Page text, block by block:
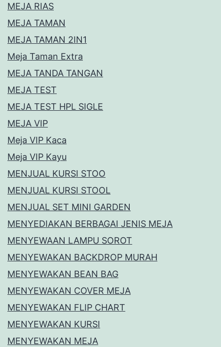
MEJA RIAS
MEJA TAMAN
MEJA TAMAN 2IN1
Meja Taman Extra
MEJA TANDA TANGAN
MEJA TEST
MEJA TEST HPL SIGLE
MEJA VIP
Meja VIP Kaca
Meja VIP Kayu
MENJUAL KURSI STOO
MENJUAL KURSI STOOL
MENJUAL SET MINI GARDEN
MENYEDIAKAN BERBAGAI JENIS MEJA
MENYEWAAN LAMPU SOROT
MENYEWAKAN BACKDROP MURAH
MENYEWAKAN BEAN BAG
MENYEWAKAN COVER MEJA
MENYEWAKAN FLIP CHART
MENYEWAKAN KURSI
MENYEWAKAN MEJA